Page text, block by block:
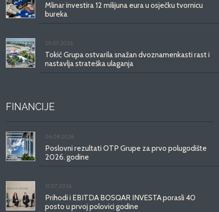
Mlinar investira 12 milijuna eura u osječku tvornicu
bureka
29.07.2026.
Tokić Grupa ostvarila snažan dvoznamenkasti rast i
nastavlja strateška ulaganja
FINANCIJE
06.08.2026.
Poslovni rezultati OTP Grupe za prvo polugodište
2026. godine
31.07.2026.
Prihodi i EBITDA BOSQAR INVESTA porasli 40
posto u prvoj polovici godine